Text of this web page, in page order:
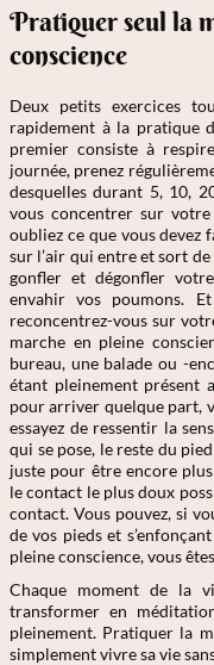
Pratiquer seul la
conscience
Deux petits exercices
rapidement à la pratique
premier consiste à
journée, prenez
desquelles durant 5, 10,
vous concentrer sur
oubliez ce que vous devez
sur l’air qui entre et sort
gonfler et dégonfler
envahir vos poumons.
reconcentrez-vous sur
marche en pleine
bureau, une balade ou -
étant pleinement présent
pour arriver quelque part,
essayez de ressentir la
qui se pose, le reste du
juste pour être encore plus
le contact le plus doux
contact. Vous pouvez, si
de vos pieds et
pleine conscience, vous
Chaque moment de la
transformer en
pleinement. Pratiquer la
simplement vivre sa vie